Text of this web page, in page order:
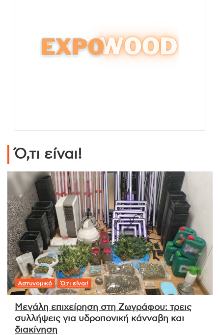
Ό,τι είναι!
Αστυνομικό Ό,τι είναι!
Μεγάλη επιχείρηση στη Ζωγράφου: τρεις
συλλήψεις για υδροπονική κάνναβη και
διακίνηση